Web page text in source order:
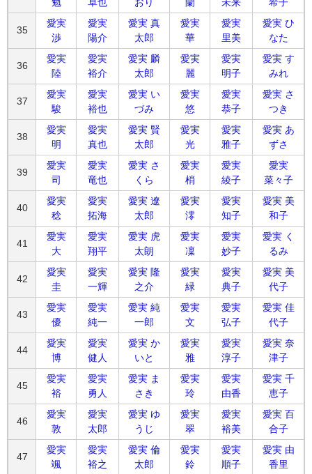
35
愛実
渉
愛実
陽介
愛実 真
太郎
愛実
華
愛実
里美
愛実 ひ
なた
36
愛実
陸
愛実
裕介
愛実 麟
太郎
愛実
麗
愛実
明子
愛実 す
みれ
37
愛実
駿
愛実
裕也
愛実 い
づみ
愛実
悠
愛実
恭子
愛実 さ
つき
38
愛実
明
愛実
真也
愛実 賢
太郎
愛実
光
愛実
雅子
愛実 あ
ずさ
39
愛実
司
愛実
竜也
愛実 さ
くら
愛実
梢
愛実
綾子
愛実
菜々子
40
愛実
稔
愛実
拓海
愛実 遼
太郎
愛実
澪
愛実
知子
愛実 美
和子
41
愛実
大
愛実
翔平
愛実 虎
太朗
愛実
凜
愛実
妙子
愛実 く
るみ
42
愛実
圭
愛実
一輝
愛実 隆
之介
愛実
緑
愛実
典子
愛実 美
代子
43
愛実
優
愛実
純一
愛実 純
一郎
愛実
文
愛実
弘子
愛実 佳
代子
44
愛実
博
愛実
健人
愛実 か
いと
愛実
雅
愛実
淳子
愛実 奈
津子
45
愛実
裕
愛実
勇人
愛実 ま
さき
愛実
玲
愛実
由香
愛実 千
恵子
46
愛実
敦
愛実
太郎
愛実 ゆ
うじ
愛実
翠
愛実
裕美
愛実 百
合子
47
愛実
颯
愛実
裕之
愛実 倫
太郎
愛実
鈴
愛実
順子
愛実 由
香里